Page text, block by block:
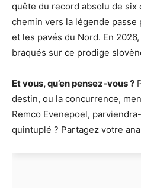
quête du record absolu de six
chemin vers la légende passe
et les pavés du Nord. En
braqués sur ce prodige
Et vous, qu’en pensez-vous ?
destin, ou la concurrence,
Remco Evenepoel,
quintuplé ? Partagez votre